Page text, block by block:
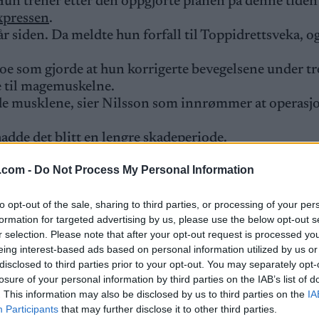
- Do Not Process My Personal Information
opt-out of the sale, sharing to third parties, or processing of your
for targeted advertising by us, please use the below opt-out
selection. Please note that after your opt-out request is processed
interest-based ads based on personal information utilized by us
to third parties prior to your opt-out. You may separately
of your personal information by third parties on the IAB’s list of
This information may also be disclosed by us to third parties on the
Participants that may further disclose it to other third parties.
.
siden. Da meldte hun forfall til Toppidrettsveka,
som gjorde at hun korrigerte bevegelsene under
magemuskelne.
musklene, sier Nilsson som innrømmer at
det blitt en lengre skadeperiode.
VM i Trondheim der det ble to gull.
i oppstarten av den nye sesongen. Istedet
framover og trent alternativt betydelig
som å løpe og gå på rulleski. Det har vært planen
som er vanlig på denne tiden av året, og det er
fra andre nasjoner.